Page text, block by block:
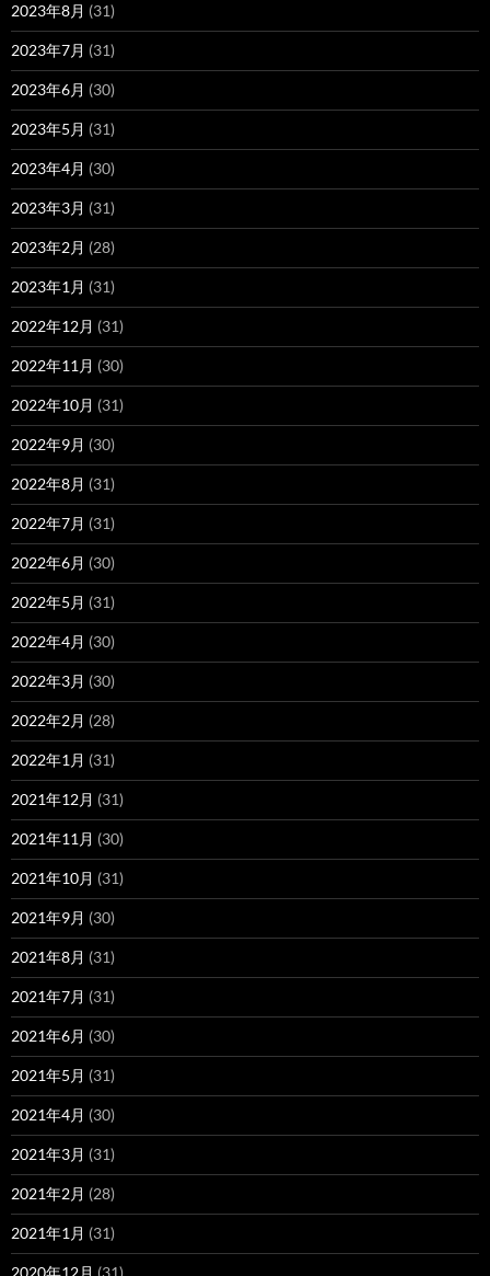
2023年8月 (31)
2023年7月 (31)
2023年6月 (30)
2023年5月 (31)
2023年4月 (30)
2023年3月 (31)
2023年2月 (28)
2023年1月 (31)
2022年12月 (31)
2022年11月 (30)
2022年10月 (31)
2022年9月 (30)
2022年8月 (31)
2022年7月 (31)
2022年6月 (30)
2022年5月 (31)
2022年4月 (30)
2022年3月 (30)
2022年2月 (28)
2022年1月 (31)
2021年12月 (31)
2021年11月 (30)
2021年10月 (31)
2021年9月 (30)
2021年8月 (31)
2021年7月 (31)
2021年6月 (30)
2021年5月 (31)
2021年4月 (30)
2021年3月 (31)
2021年2月 (28)
2021年1月 (31)